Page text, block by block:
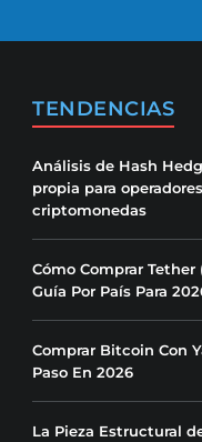
TENDENCIAS
Análisis de Hash
propia para
criptomonedas
Cómo Comprar
Guía Por País Para
Comprar Bitcoin Con
Paso En 2026
La Pieza Estructural